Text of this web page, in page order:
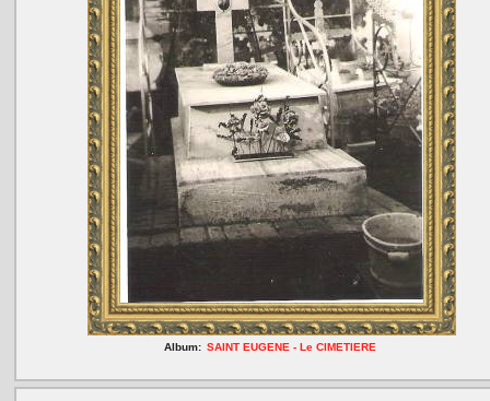
Album: SAINT EUGENE - Le CIMETIERE